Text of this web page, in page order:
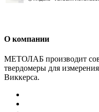
О компании
МЕТОЛАБ производит
твердомеры для
Виккерса.